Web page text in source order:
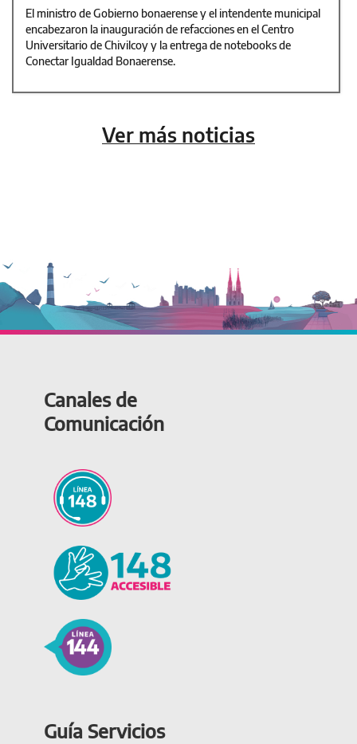
El ministro de Gobierno bonaerense y el intendente municipal
encabezaron la inauguración de refacciones en el Centro
Universitario de Chivilcoy y la entrega de notebooks de
Conectar Igualdad Bonaerense.
Ver más noticias
Canales de
Comunicación
Guía Servicios